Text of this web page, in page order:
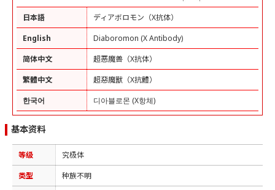
日本語
ディアボロモン（X抗体）
English
Diaboromon (X Antibody)
简体中文
超恶魔兽（X抗体）
繁體中文
超惡魔獸（X抗體）
한국어
디아블로몬 (X항체)
基本资料
等级
究极体
类型
种族不明